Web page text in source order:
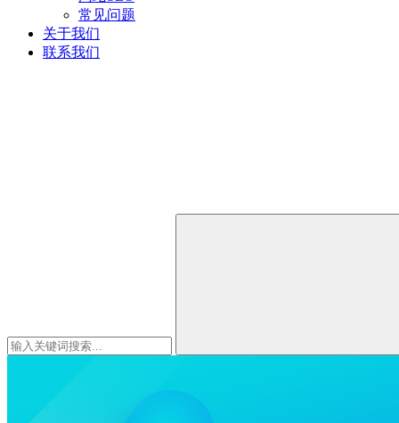
常见问题
关于我们
联系我们